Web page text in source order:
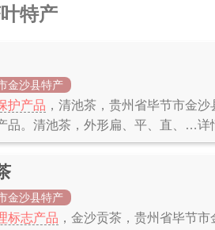
特产
金沙县特产
护产品 ，清池茶，贵州省毕节市金
品。清池茶，外形扁、平、直、…详
金沙县特产
标志产品 ，金沙贡茶，贵州省毕节